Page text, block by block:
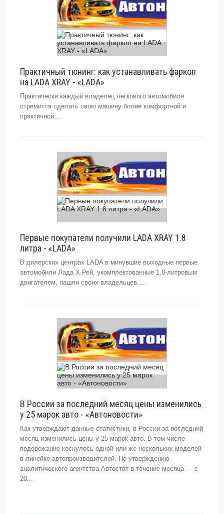
Практичный тюнинг: как устанавливать фаркоп
на LADA XRAY - «LADA»
Практически каждый владелец легкового автомобиля
стремится сделать свою машину более комфортной и
практичной....
Первые покупатели получили LADA XRAY 1.8
литра - «LADA»
В дилерских центрах LADA в минувшие выходные первые
автомобили Лада Х Рей, укомплектованные 1,8-литровым
двигателем, нашли своих владельцев....
В России за последний месяц цены изменились
у 25 марок авто - «Автоновости»
Как утверждают данные статистики, в России за последний
месяц изменились цены у 25 марок авто. В том числе
подорожание коснулось одной или же нескольких моделей
в линейке автопроизводителей. По утверждению
аналитического агентства Автостат в течение месяца — с
20...